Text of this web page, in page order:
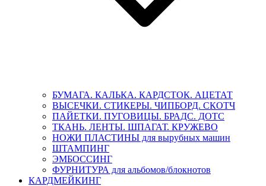
БУМАГА. КАЛЬКА. КАРДСТОК. АЦЕТАТ
ВЫСЕЧКИ. СТИКЕРЫ. ЧИПБОРД. СКОТЧ
ПАЙЕТКИ. ПУГОВИЦЫ. БРАДС. ДОТС
ТКАНЬ. ЛЕНТЫ. ШПАГАТ. КРУЖЕВО
НОЖИ ПЛАСТИНЫ для вырубных машин
ШТАМПИНГ
ЭМБОССИНГ
ФУРНИТУРА для альбомов/блокнотов
КАРДМЕЙКИНГ